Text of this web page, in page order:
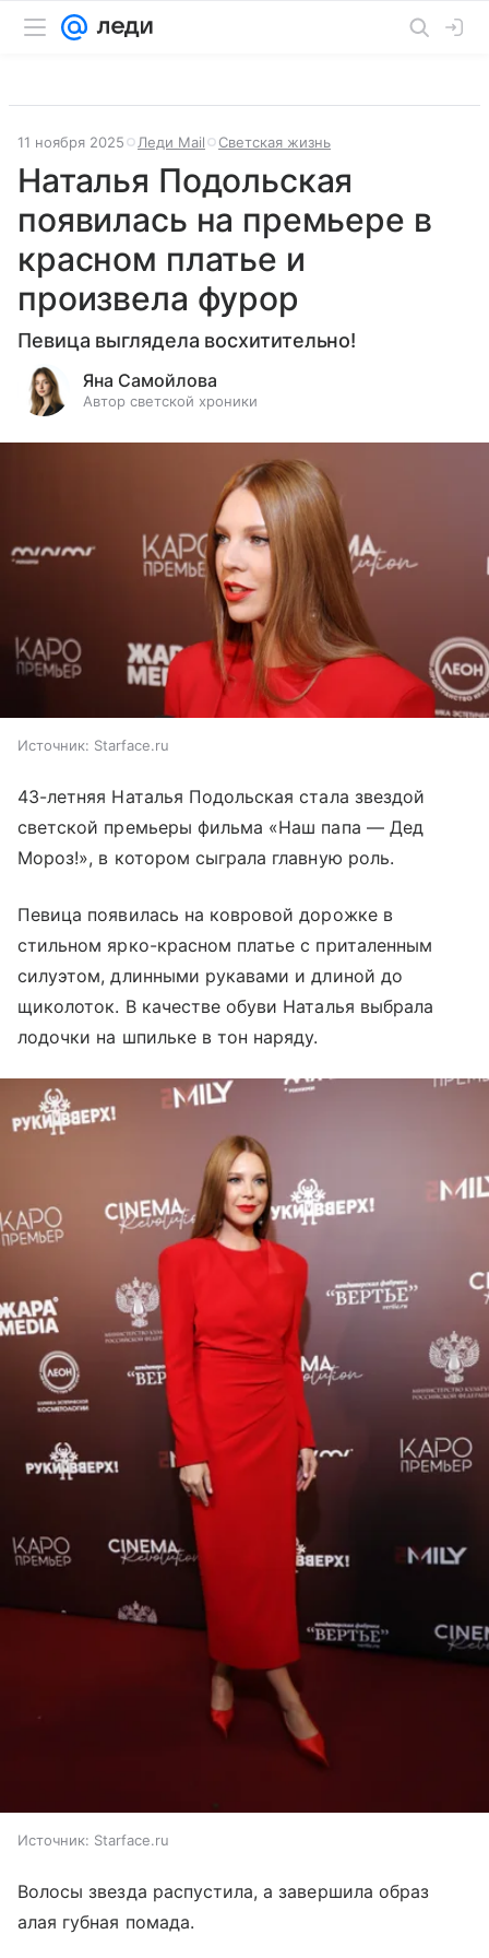
11 ноября 2025 Леди Mail Светская жизнь
Наталья Подольская
появилась на премьере в
красном платье и
произвела фурор
Певица выглядела восхитительно!
Яна Самойлова
Автор светской хроники
Источник: Starface.ru
43-летняя Наталья Подольская стала звездой
светской премьеры фильма «Наш папа — Дед
Мороз!», в котором сыграла главную роль.
Певица появилась на ковровой дорожке в
стильном ярко-красном платье с приталенным
силуэтом, длинными рукавами и длиной до
щиколоток. В качестве обуви Наталья выбрала
лодочки на шпильке в тон наряду.
Источник: Starface.ru
Волосы звезда распустила, а завершила образ
алая губная помада.